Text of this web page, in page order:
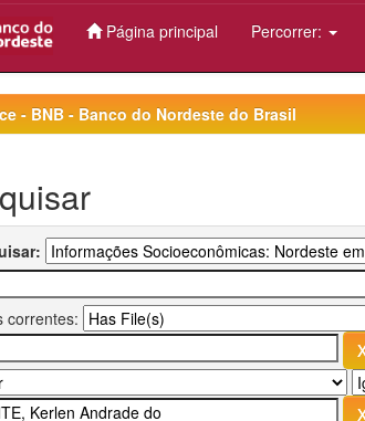
Página principal Percorrer:
- BNB - Banco do Nordeste do Brasil
correntes: